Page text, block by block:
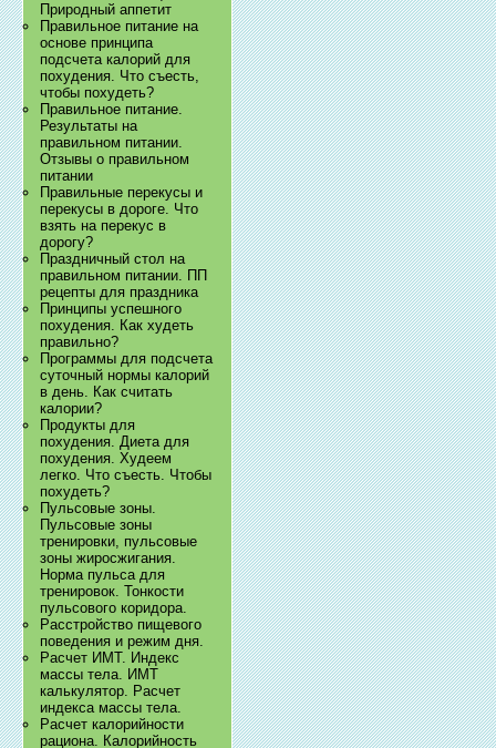
Природный аппетит
Правильное питание на
основе принципа
подсчета калорий для
похудения. Что съесть,
чтобы похудеть?
Правильное питание.
Результаты на
правильном питании.
Отзывы о правильном
питании
Правильные перекусы и
перекусы в дороге. Что
взять на перекус в
дорогу?
Праздничный стол на
правильном питании. ПП
рецепты для праздника
Принципы успешного
похудения. Как худеть
правильно?
Программы для подсчета
суточный нормы калорий
в день. Как считать
калории?
Продукты для
похудения. Диета для
похудения. Худеем
легко. Что съесть. Чтобы
похудеть?
Пульсовые зоны.
Пульсовые зоны
тренировки, пульсовые
зоны жиросжигания.
Норма пульса для
тренировок. Тонкости
пульсового коридора.
Расстройство пищевого
поведения и режим дня.
Расчет ИМТ. Индекс
массы тела. ИМТ
калькулятор. Расчет
индекса массы тела.
Расчет калорийности
рациона. Калорийность